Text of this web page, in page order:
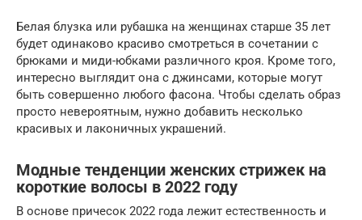
Белая блузка или рубашка на женщинах старше 35 лет
будет одинаково красиво смотреться в сочетании с
брюками и миди-юбками различного кроя. Кроме того,
интересно выглядит она с джинсами, которые могут
быть совершенно любого фасона. Чтобы сделать образ
просто невероятным, нужно добавить несколько
красивых и лаконичных украшений.
Модные тенденции женских стрижек на
короткие волосы в 2022 году
В основе причесок 2022 года лежит естественность и